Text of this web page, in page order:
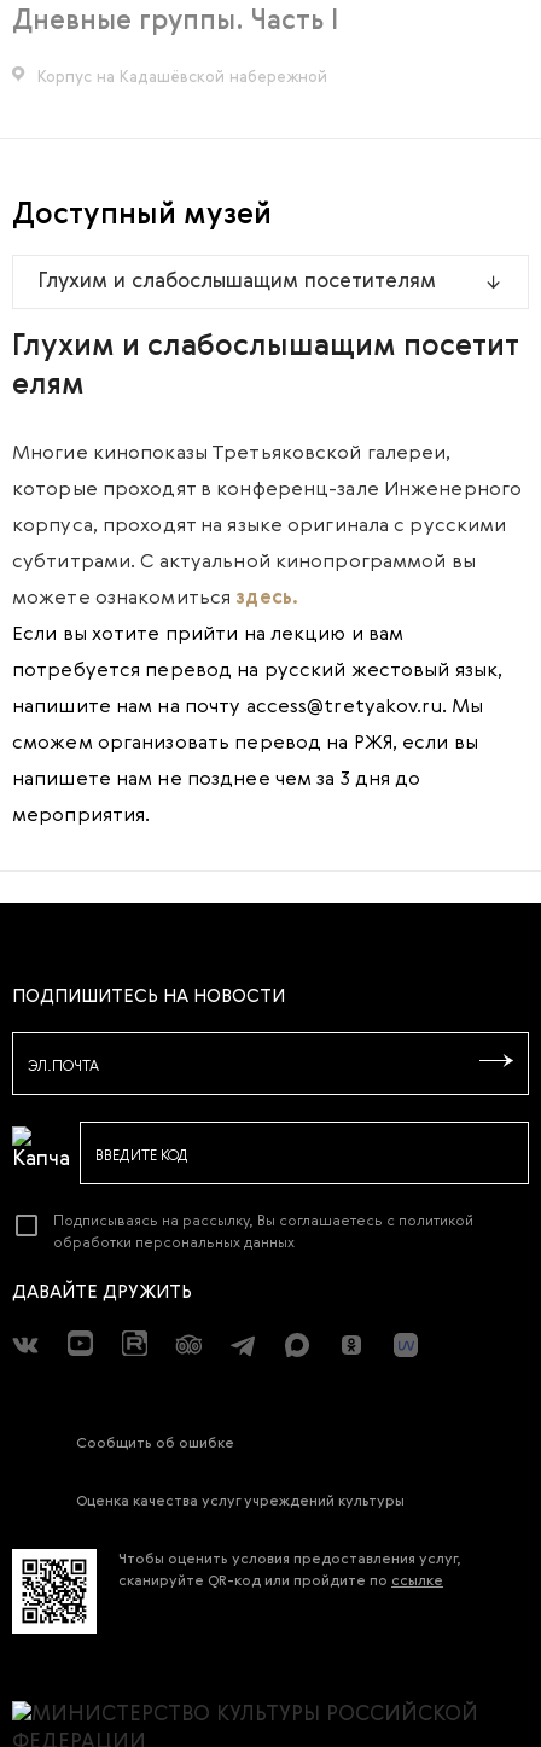
Дневные группы. Часть I
Корпус на Кадашёвской набережной
Доступный музей
Глухим и слабослышащим посетителям
Глухим и слабослышащим посетит
елям
Многие кинопоказы Третьяковской галереи,
которые проходят в конференц-зале Инженерного
корпуса, проходят на языке оригинала с русскими
субтитрами. С актуальной кинопрограммой вы
можете ознакомиться здесь.
Если вы хотите прийти на лекцию и вам
потребуется перевод на русский жестовый язык,
напишите нам на почту access@tretyakov.ru. Мы
сможем организовать перевод на РЖЯ, если вы
напишете нам не позднее чем за 3 дня до
мероприятия.
ПОДПИШИТЕСЬ НА НОВОСТИ
ЭЛ.ПОЧТА
ВВЕДИТЕ КОД
Подписываясь на рассылку, Вы соглашаетесь с политикой
обработки персональных данных
ДАВАЙТЕ ДРУЖИТЬ
Сообщить об ошибке
Оценка качества услуг учреждений культуры
Чтобы оценить условия предоставления услуг,
сканируйте QR-код или пройдите по ссылке